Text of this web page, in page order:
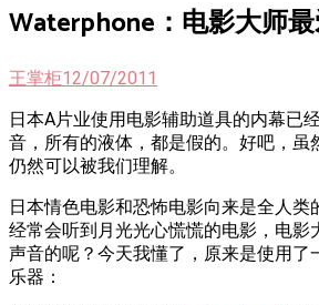
Waterphone：电影大师
王掌柜12/07/2011
日本A片业使用电影辅助道具的内幕已
音，所有的液体，都是假的。好吧，虽
仍然可以被我们理解。
日本情色电影和恐怖电影向来是全人类
经常会听到月光光心慌慌的电影，电影
声音的呢？今天我懂了，原来是使用了
乐器：